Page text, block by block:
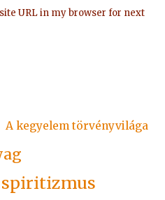
URL in my browser for next
A kegyelem törvényvilága
spiritizmus